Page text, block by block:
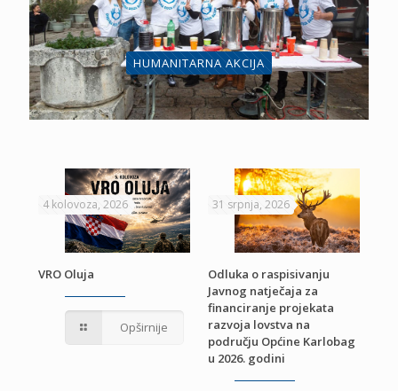
HUMANITARNA AKCIJA
4 kolovoza, 2026
VRO Oluja
Opširnije
31 srpnja, 2026
Odluka o raspisivanju
Javnog natječaja za
financiranje projekata
razvoja lovstva na
području Općine Karlobag
u 2026. godini